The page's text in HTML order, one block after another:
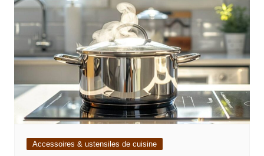
Accessoires & ustensiles de cuisine